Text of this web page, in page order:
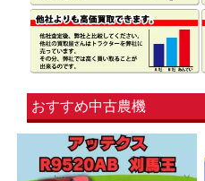
おすすめ中古農機